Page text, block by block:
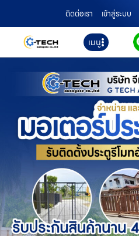
ติดต่อเรา เข้าสู่ระบบ
เมนู